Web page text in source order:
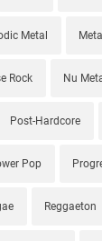
Metal
Rock Nu
Post-Hardcore
Pop
Reggaeton